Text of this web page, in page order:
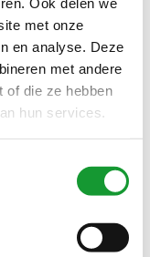
met onze
en analyse. Deze
met andere
of die ze hebben
hun services.
SLIM FIT BEIGE
POLO GROEN
KROKODIL
€109,00
SALE-14%